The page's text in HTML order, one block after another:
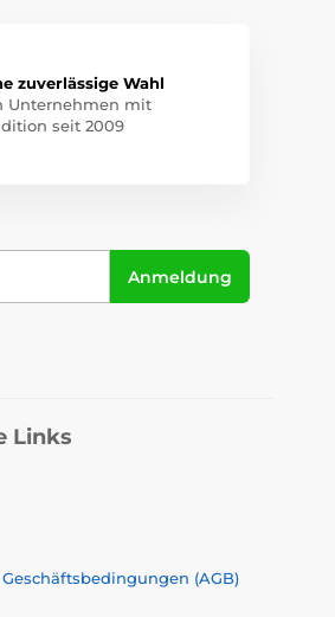
zuverlässige Wahl
Unternehmen mit
seit 2009
Anmeldung
Links
(AGB)